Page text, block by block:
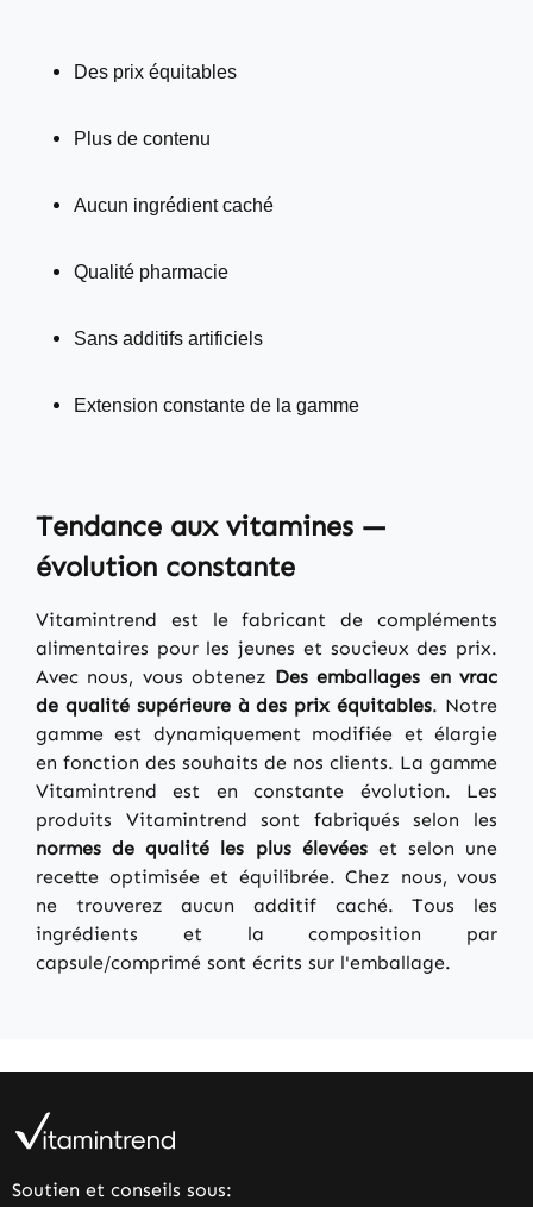
Des prix équitables
Plus de contenu
Aucun ingrédient caché
Qualité pharmacie
Sans additifs artificiels
Extension constante de la gamme
Tendance aux vitamines —
évolution constante
Vitamintrend est le fabricant de compléments
alimentaires pour les jeunes et soucieux des prix.
Avec nous, vous obtenez Des emballages en vrac
de qualité supérieure à des prix équitables. Notre
gamme est dynamiquement modifiée et élargie
en fonction des souhaits de nos clients. La gamme
Vitamintrend est en constante évolution. Les
produits Vitamintrend sont fabriqués selon les
normes de qualité les plus élevéeset selon une
recette optimisée et équilibrée. Chez nous, vous
ne trouverez aucun additif caché. Tous les
ingrédients et la composition par
capsule/comprimé sont écrits sur l'emballage.
Soutien et conseils sous: